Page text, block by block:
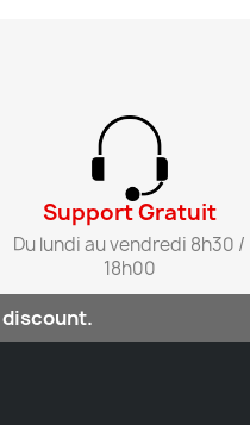
Support Gratuit​
Du lundi au vendredi 8h30 /
18h00​
discount.